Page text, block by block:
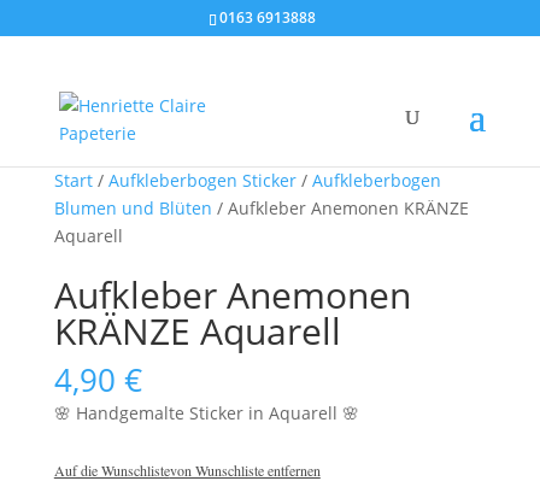
0163 6913888
Start/ Aufkleberbogen Sticker/ Aufkleberbogen
Blumen und Blüten / Aufkleber Anemonen KRÄNZE
Aquarell
Aufkleber Anemonen
KRÄNZE Aquarell
4,90 €
🌸 Handgemalte Sticker in Aquarell 🌸
Auf die Wunschlistevon Wunschliste entfernen